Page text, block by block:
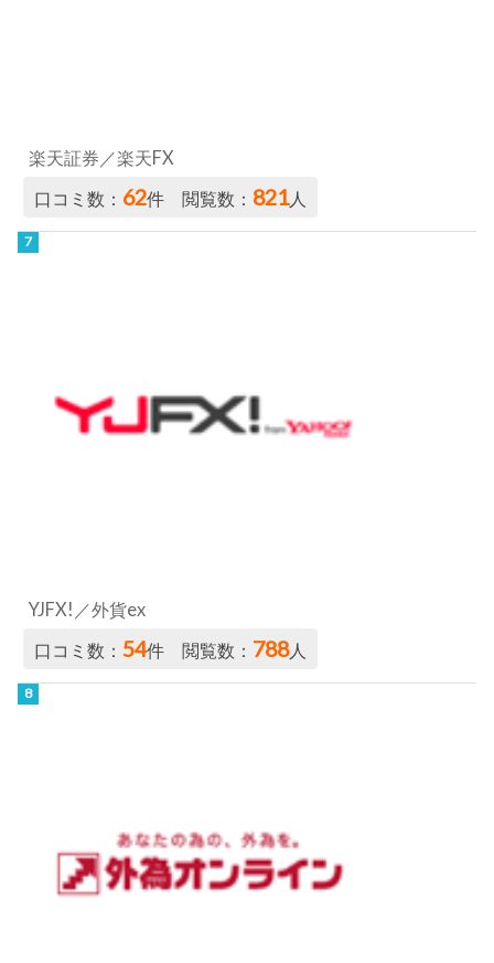
楽天証券／楽天FX
口コミ数： 62件 閲覧数： 821人
YJFX!／外貨ex
口コミ数：54件 閲覧数： 788人